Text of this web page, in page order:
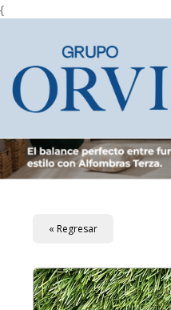
{
« Regresar